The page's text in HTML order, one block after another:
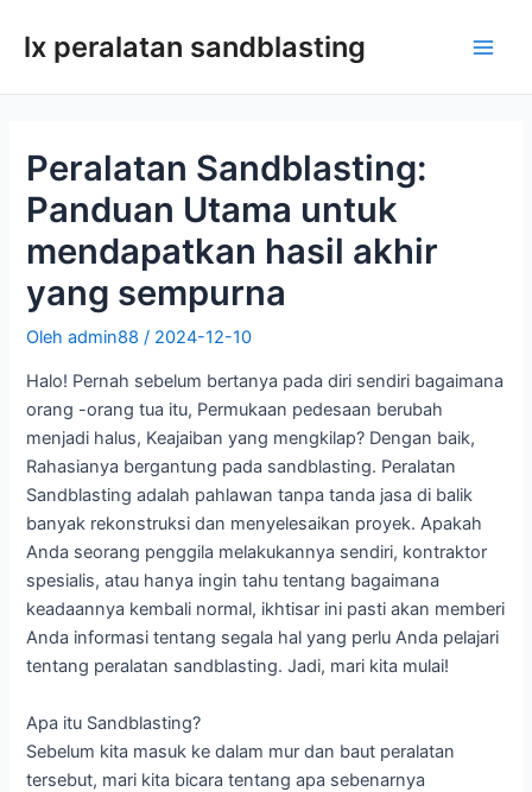
konten
lx peralatan sandblasting
Peralatan Sandblasting:
Panduan Utama untuk
mendapatkan hasil akhir
yang sempurna
Olehadmin88/ 2024-12-10
Halo! Pernah sebelum bertanya pada diri sendiri bagaimana
orang -orang tua itu, Permukaan pedesaan berubah
menjadi halus, Keajaiban yang mengkilap? Dengan baik,
Rahasianya bergantung pada sandblasting. Peralatan
Sandblasting adalah pahlawan tanpa tanda jasa di balik
banyak rekonstruksi dan menyelesaikan proyek. Apakah
Anda seorang penggila melakukannya sendiri, kontraktor
spesialis, atau hanya ingin tahu tentang bagaimana
keadaannya kembali normal, ikhtisar ini pasti akan memberi
Anda informasi tentang segala hal yang perlu Anda pelajari
tentang peralatan sandblasting. Jadi, mari kita mulai!
Apa itu Sandblasting?
Sebelum kita masuk ke dalam mur dan baut peralatan
tersebut, mari kita bicara tentang apa sebenarnya